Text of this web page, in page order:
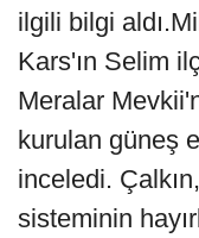
ilgili bilgi
Kars'ın Selim
Meralar
kurulan güneş
inceledi.
sisteminin